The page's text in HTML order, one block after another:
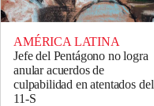
AMÉRICA LATINA
Jefe del Pentágono no logra
anular acuerdos de
culpabilidad en atentados del
11-S